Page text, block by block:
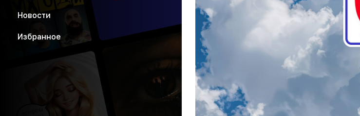
Новости
Избранное